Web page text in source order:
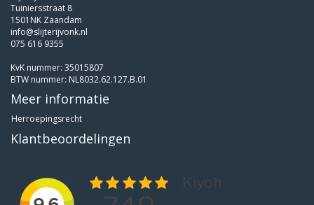
Tuiniersstraat 8
1501NK Zaandam
info@slijterijvonk.nl
075 616 9355
KvK nummer: 35015807
BTW nummer: NL8032.62.127.B.01
Meer informatie
Herroepingsrecht
Klantbeoordelingen